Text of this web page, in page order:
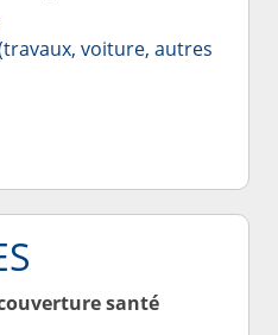
voiture, autres
santé